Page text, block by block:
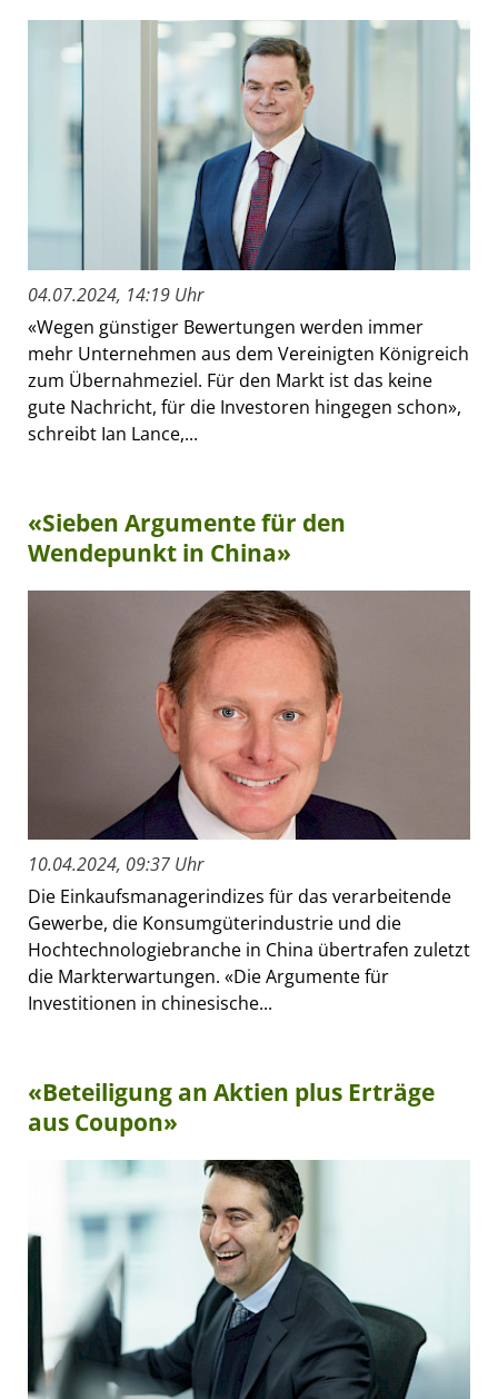
04.07.2024, 14:19 Uhr
«Wegen günstiger Bewertungen werden immer
mehr Unternehmen aus dem Vereinigten Königreich
zum Übernahmeziel. Für den Markt ist das keine
gute Nachricht, für die Investoren hingegen schon»,
schreibt Ian Lance,...
«Sieben Argumente für den
Wendepunkt in China»
10.04.2024, 09:37 Uhr
Die Einkaufsmanagerindizes für das verarbeitende
Gewerbe, die Konsumgüterindustrie und die
Hochtechnologiebranche in China übertrafen zuletzt
die Markterwartungen. «Die Argumente für
Investitionen in chinesische...
«Beteiligung an Aktien plus Erträge
aus Coupon»